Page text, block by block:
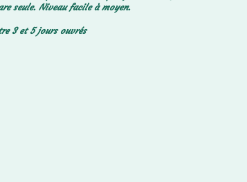
seule. Niveau facile à moyen.
3 et 5 jours ouvrés